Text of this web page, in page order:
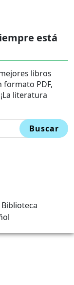
está
libros
formato PDF,
literatura
Buscar